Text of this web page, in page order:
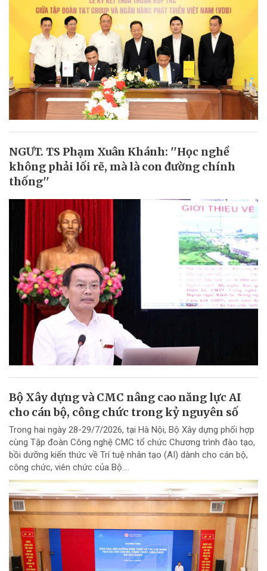
NGƯT. TS Phạm Xuân Khánh: ''Học nghề
không phải lối rẽ, mà là con đường chính
thống''
Bộ Xây dựng và CMC nâng cao năng lực AI
cho cán bộ, công chức trong kỷ nguyên số
Trong hai ngày 28-29/7/2026, tại Hà Nội, Bộ Xây dựng phối hợp
cùng Tập đoàn Công nghệ CMC tổ chức Chương trình đào tạo,
bồi dưỡng kiến thức về Trí tuệ nhân tạo (AI) dành cho cán bộ,
công chức, viên chức của Bộ....